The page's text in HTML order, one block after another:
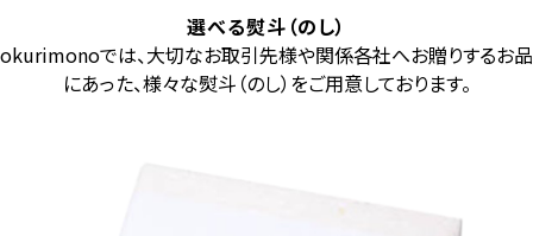
選べる熨斗（のし）
okurimonoでは、大切なお取引先様や関係各社へお贈りするお品
にあった、様々な熨斗（のし）をご用意しております。